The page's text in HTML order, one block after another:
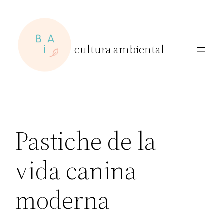
content
cultura ambiental
Pastiche de la
vida canina
moderna